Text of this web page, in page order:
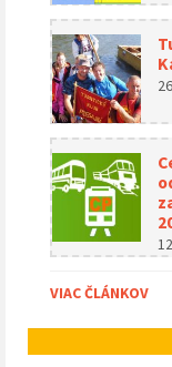
VIAC ČLÁNKOV